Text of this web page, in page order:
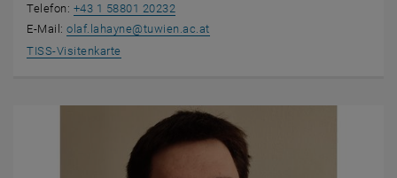
Telefon: +43 1 58801 20232
E-Mail:olaf.lahayne@tuwien.ac.at
TISS-Visitenkarte, öffnet eine externe URL in einem neuen Fenster